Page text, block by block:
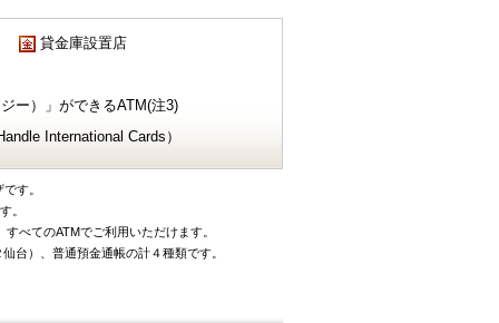
貸金庫設置店
ー）」ができるATM(注3)
International Cards）
す。
。
べてのATMでご利用いただけます。
台）、普通預金通帳の計４種類です。